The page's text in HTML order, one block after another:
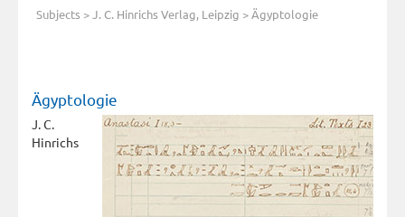
Subjects >J. C. Hinrichs Verlag, Leipzig > Ägyptologie
Ägyptologie
J. C.
Hinrichs